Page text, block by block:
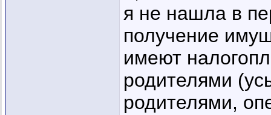
я не нашла в
получение
имеют
родителями
родителями,